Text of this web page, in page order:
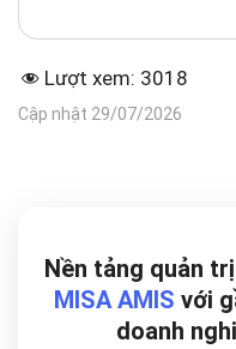
Lượt xem: 3018
Cập nhật 29/07/2026
Nền tảng quản
MISA AMIS với
doanh